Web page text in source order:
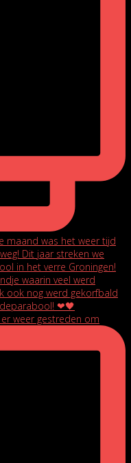
weer gestreden om